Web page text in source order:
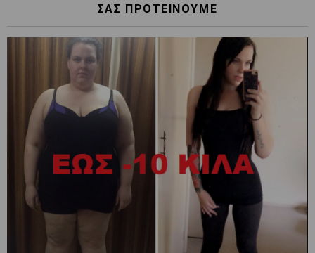
ΣΑΣ ΠΡΟΤΕΙΝΟΥΜΕ